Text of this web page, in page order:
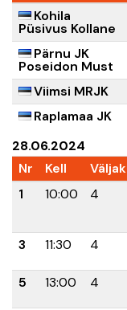
Kohila
Püsivus Kollane
Pärnu JK
Poseidon Must
Viimsi MRJK
Raplamaa JK
28.06.2024
Nr
Kell Väljak
1
10:00 4
3 11:30 4
5 13:00 4